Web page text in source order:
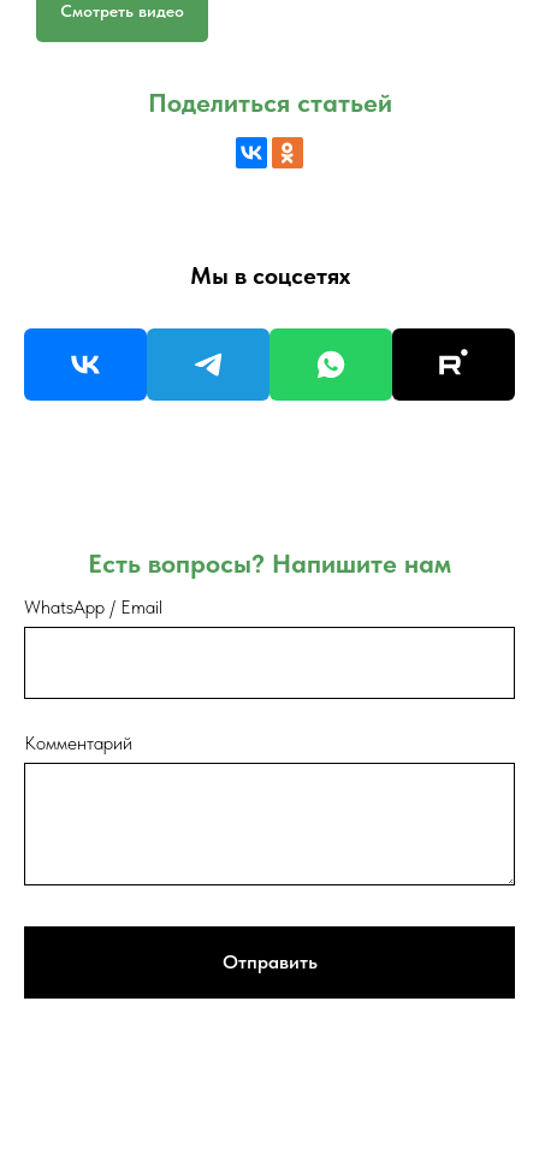
Смотреть видео
Поделиться статьей
Мы в соцсетях
Есть вопросы? Напишите нам
WhatsApp / Email
Комментарий
Отправить